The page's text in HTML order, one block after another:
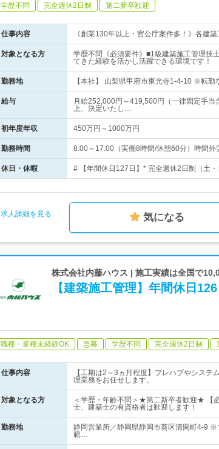
学歴不問 完全週休2日制 第二新卒歓迎
仕事内容 《創業130年以上・官公庁案件多！》各建
対象となる方
学歴不問《必須要件》■1級建築施工管理
てきた経験を活かし活躍できる環境です！
勤務地 【本社】 山梨県甲府市東光寺1-4-10 ※転
給与
月給252,000円～419,500円（一律固定手
上、決定いたし…
初年度年収 450万円～1000万円
勤務時間 8:00～17:00（実働8時間/休憩60分）時間外
休日・休暇 # 【年間休日127日】* 完全週休2日制（土
求人詳細を見る 気になる
株式会社内藤ハウス | 施工実績は全国で
【建築施工管理】年間休日
職種・業種未経験OK 急募 学歴不問 完全週休2日制
仕事内容
【工期は2～3ヵ月程度】プレハブやシス
理業務をお任せします。
対象となる方
＜学歴・年齢不問＞★第二新卒者歓迎★ 【
士、建築士の有資格者は歓迎します！
勤務地
静岡営業所／静岡県静岡市葵区清閑町4-9
範…